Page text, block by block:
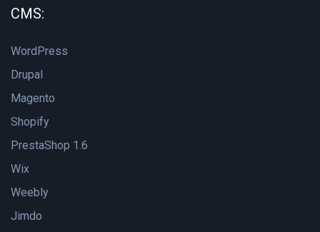
CMS:
WordPress
Drupal
Magento
Shopify
PrestaShop 1.6
Wix
Weebly
Jimdo